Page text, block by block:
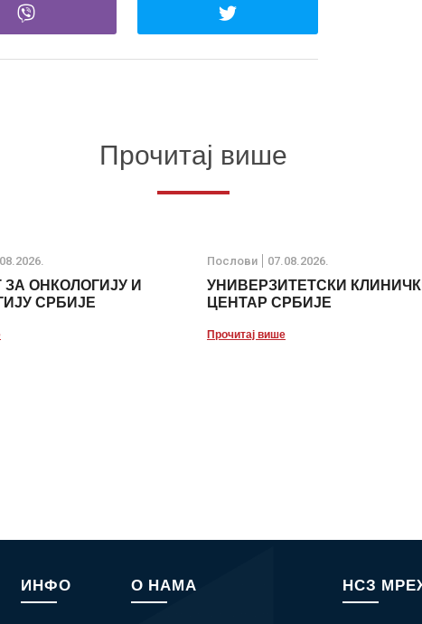
Прочитај више
ЗА ОНКОЛОГИЈУ И
СРБИЈЕ
Послови 07.08.2026.
УНИВЕРЗИТЕТСКИ
ЦЕНТАР СРБИЈЕ
Прочитај више
ИНФО О НАМА НСЗ